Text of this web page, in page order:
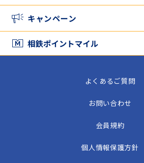
相鉄ポイントをつかう
家族と相鉄ポイントをシェアする
キャンペーン
相鉄ポイントマイル
よくあるご質問
お問い合わせ
会員規約
個人情報保護方針